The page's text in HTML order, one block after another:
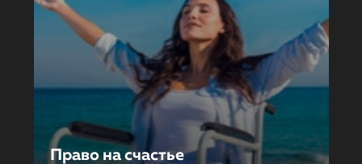
Право на счастье